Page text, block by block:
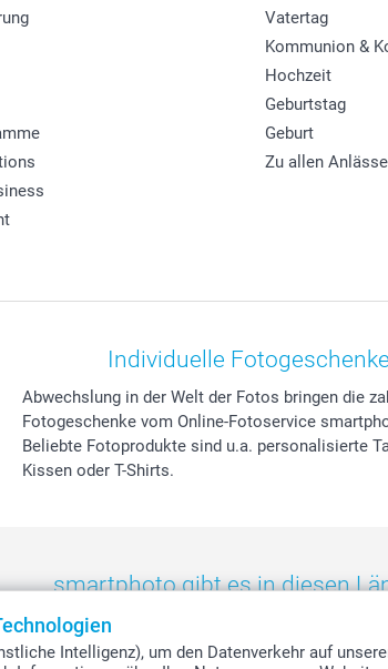
Intelligenz), um den Datenverkehr auf
Vatertag
Kommunion &
Hochzeit
Geburtstag
Geburt
Zu allen
Individuelle Fotogeschenke
Abwechslung in der Welt der Fotos bringen die
Fotogeschenke vom Online-Fotoservice
Beliebte Fotoprodukte sind u.a. personalisierte
Kissen oder T-Shirts.
smartphoto gibt es in diesen
- Nederland